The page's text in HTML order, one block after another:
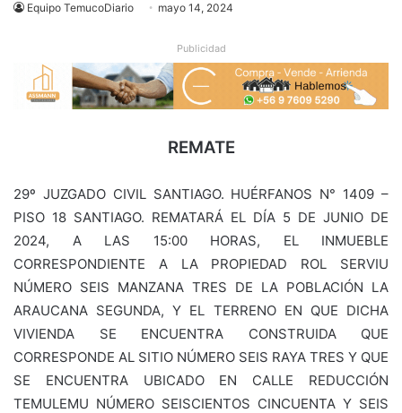
Equipo TemucoDiario mayo 14, 2024
Publicidad
REMATE
29º JUZGADO CIVIL SANTIAGO. HUÉRFANOS N° 1409 –
PISO 18 SANTIAGO. REMATARÁ EL DÍA 5 DE JUNIO DE
2024, A LAS 15:00 HORAS, EL INMUEBLE
CORRESPONDIENTE A LA PROPIEDAD ROL SERVIU
NÚMERO SEIS MANZANA TRES DE LA POBLACIÓN LA
ARAUCANA SEGUNDA, Y EL TERRENO EN QUE DICHA
VIVIENDA SE ENCUENTRA CONSTRUIDA QUE
CORRESPONDE AL SITIO NÚMERO SEIS RAYA TRES Y QUE
SE ENCUENTRA UBICADO EN CALLE REDUCCIÓN
TEMULEMU NÚMERO SEISCIENTOS CINCUENTA Y SEIS